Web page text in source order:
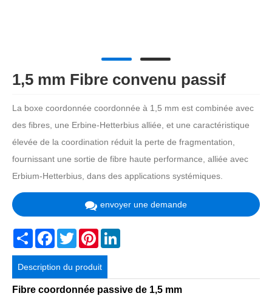
1,5 mm Fibre convenu passif
La boxe coordonnée coordonnée à 1,5 mm est combinée avec
des fibres, une Erbine-Hetterbius alliée, et une caractéristique
élevée de la coordination réduit la perte de fragmentation,
fournissant une sortie de fibre haute performance, alliée avec
Erbium-Hetterbius, dans des applications systémiques.
envoyer une demande
Share Facebook
TwitterPinterest
Description du produit
Fibre coordonnée passive de 1,5 mm